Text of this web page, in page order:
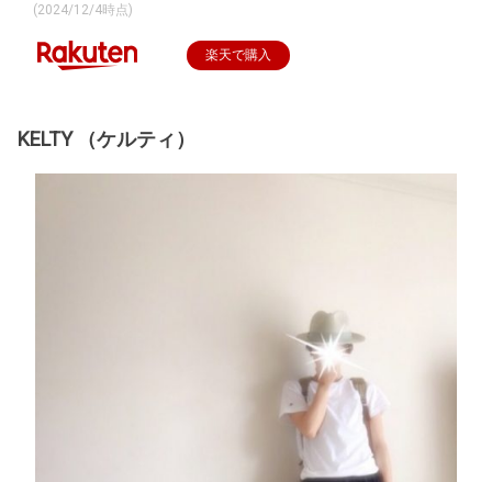
(2024/12/4時点)
楽天で購入
KELTY （ケルティ）